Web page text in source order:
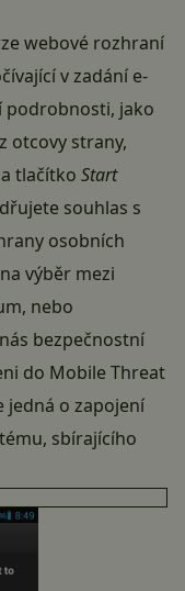
webové rozhraní
v zadání e-
podrobnosti, jako
otcovy strany,
tlačítko Start
souhlas s
osobních
výběr mezi
nebo
bezpečnostní
do Mobile Threat
jedná o zapojení
sbírajícího